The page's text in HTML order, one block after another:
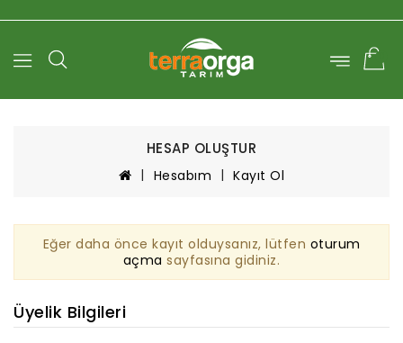
0
HESAP OLUŞTUR
Hesabım Kayıt Ol
Eğer daha önce kayıt olduysanız, lütfen oturum
açma sayfasına gidiniz.
Üyelik Bilgileri